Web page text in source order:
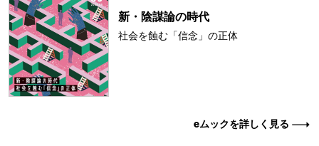
新・陰謀論の時代
社会を蝕む「信念」の正体
eムックを詳しく見る